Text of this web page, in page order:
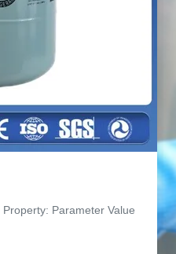
Parameter Value